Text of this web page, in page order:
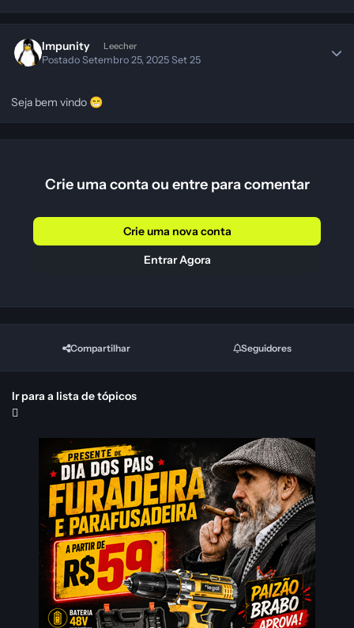
Impunity Leecher
PostadoSetembro 25, 2025Set 25
Seja bem vindo 😁
Crie uma conta ou entre para comentar
Crie uma nova conta
Entrar Agora
Compartilhar Seguidores
Ir para a lista de tópicos